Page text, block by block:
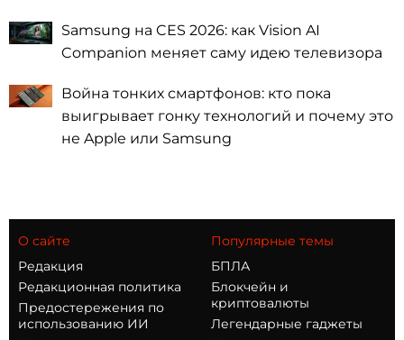
Samsung на CES 2026: как Vision AI
Companion меняет саму идею телевизора
Война тонких смартфонов: кто пока
выигрывает гонку технологий и почему это
не Apple или Samsung
О сайте
Редакция
Редакционная политика
Предостережения по
использованию ИИ
Популярные темы
БПЛА
Блокчейн и
криптовалюты
Легендарные гаджеты